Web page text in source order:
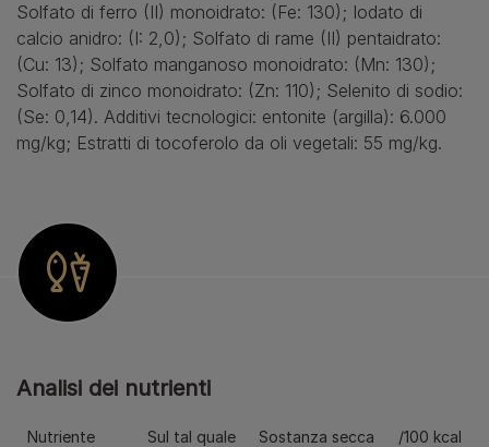
Solfato di ferro (II) monoidrato: (Fe: 130); Iodato di
calcio anidro: (I: 2,0); Solfato di rame (II) pentaidrato:
(Cu: 13); Solfato manganoso monoidrato: (Mn: 130);
Solfato di zinco monoidrato: (Zn: 110); Selenito di sodio:
(Se: 0,14). Additivi tecnologici: entonite (argilla): 6.000
mg/kg; Estratti di tocoferolo da oli vegetali: 55 mg/kg.
Analisi dei nutrienti
Nutriente Sul tal quale Sostanza secca /100 kcal